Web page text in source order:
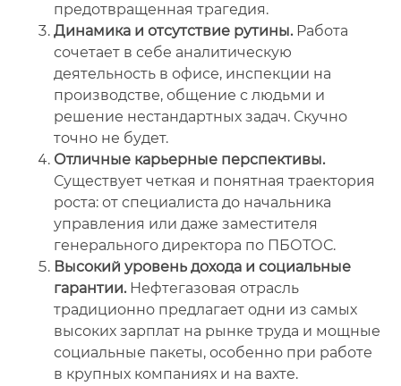
предотвращенная трагедия.
Динамика и отсутствие рутины.Работа
сочетает в себе аналитическую
деятельность в офисе, инспекции на
производстве, общение с людьми и
решение нестандартных задач. Скучно
точно не будет.
Отличные карьерные перспективы.
Существует четкая и понятная траектория
роста: от специалиста до начальника
управления или даже заместителя
генерального директора по ПБОТОС.
Высокий уровень дохода и социальные
гарантии.Нефтегазовая отрасль
традиционно предлагает одни из самых
высоких зарплат на рынке труда и мощные
социальные пакеты, особенно при работе
в крупных компаниях и на вахте.